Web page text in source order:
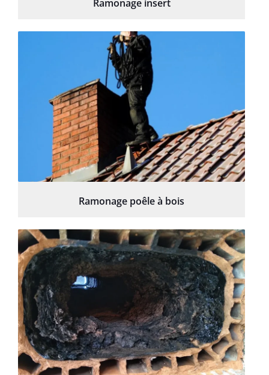
Ramonage insert
Ramonage poêle à bois